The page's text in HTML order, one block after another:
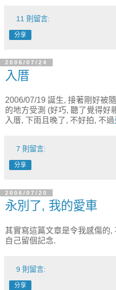
11 則留言:
分享
2006/07/24
入厝
2006/07/19 誕生, 接著剛好被
的地方受測 (好巧, 聽了覺得好
入厝, 下雨且晚了, 不好拍, 不過
7 則留言:
分享
2006/07/20
永別了, 我的愛車
其實寫這篇文章是令我感傷的
自己留個記念.
9 則留言:
分享